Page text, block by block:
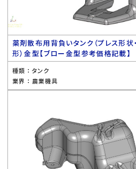
薬剤散布用背負いタンク（プレス形
形）金型【ブロー金型参考価格記載】
種類 ： タンク
業界 ： 農業機具